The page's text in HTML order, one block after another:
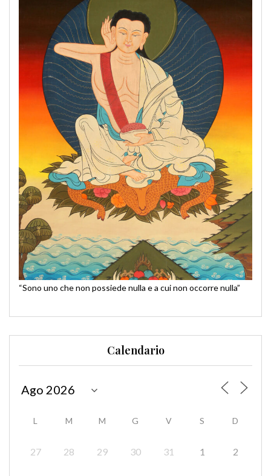
“Sono uno che non possiede nulla e a cui non occorre nulla”
Calendario
L M M G V S D
27 28 29 30 31 1 2